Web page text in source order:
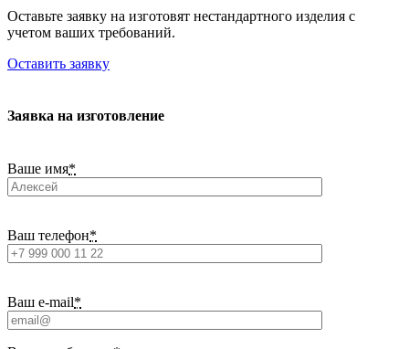
Оставьте заявку на изготовят нестандартного изделия с
учетом ваших требований.
Оставить заявку
Заявка на изготовление
Ваше имя*
Ваш телефон*
Ваш e-mail*